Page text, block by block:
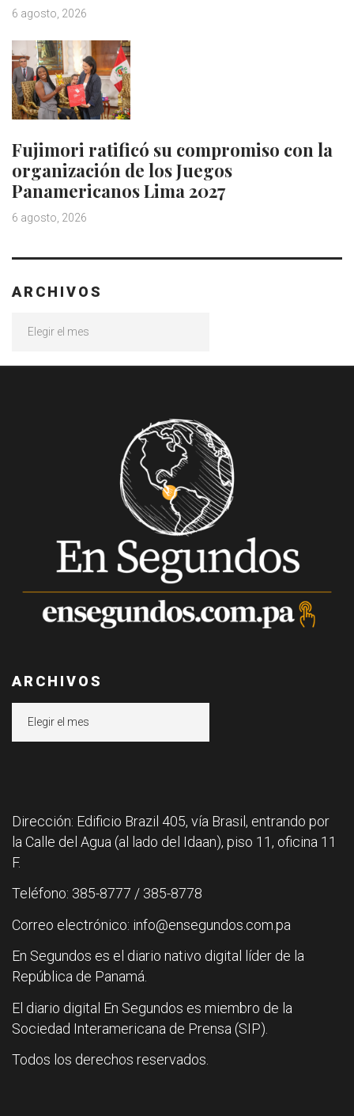
6 agosto, 2026
Fujimori ratificó su compromiso con la
organización de los Juegos
Panamericanos Lima 2027
6 agosto, 2026
ARCHIVOS
ARCHIVOS
Dirección: Edificio Brazil 405, vía Brasil, entrando por
la Calle del Agua (al lado del Idaan), piso 11, oficina 11
F.
Teléfono: 385-8777 / 385-8778
Correo electrónico: info@ensegundos.com.pa
En Segundos es el diario nativo digital líder de la
República de Panamá.
El diario digital En Segundos es miembro de la
Sociedad Interamericana de Prensa (SIP).
Todos los derechos reservados.